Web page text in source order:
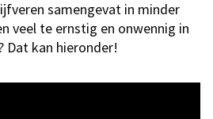
samengevat in minder
veel te ernstig en onwennig in
Dat kan hieronder!